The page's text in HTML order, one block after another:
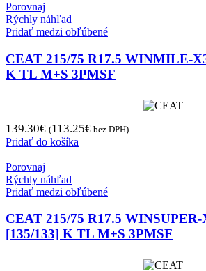
Porovnaj
Rýchly náhľad
Pridať medzi obľúbené
CEAT 215/75 R17.5 WINMILE-
K TL M+S 3PMSF
139.30€ (113.25€ bez DPH)
Pridať do košíka
Porovnaj
Rýchly náhľad
Pridať medzi obľúbené
CEAT 215/75 R17.5 WINSUPER-
[135/133] K TL M+S 3PMSF